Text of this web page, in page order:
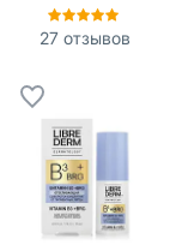
27 отзывов